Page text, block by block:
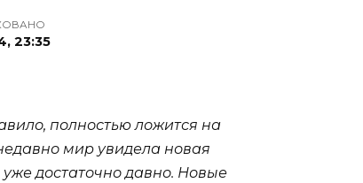
23:35
полностью ложится на
мир увидела новая
достаточно давно. Новые